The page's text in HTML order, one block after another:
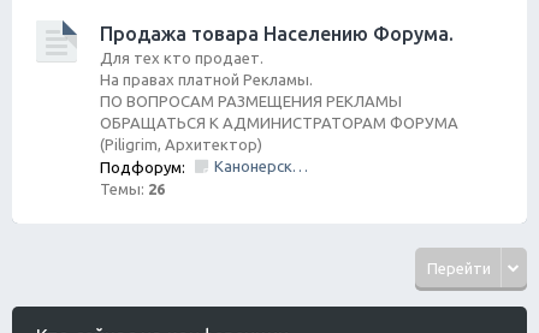
Продажа товара Населению Форума.
Для тех кто продает.
На правах платной Рекламы.
ПО ВОПРОСАМ РАЗМЕЩЕНИЯ РЕКЛАМЫ
ОБРАЩАТЬСЯ К АДМИНИСТРАТОРАМ ФОРУМА
(Piligrim, Архитектор)
Подфорум:
Канонерский КАСПЕР
Темы: 26
Перейти